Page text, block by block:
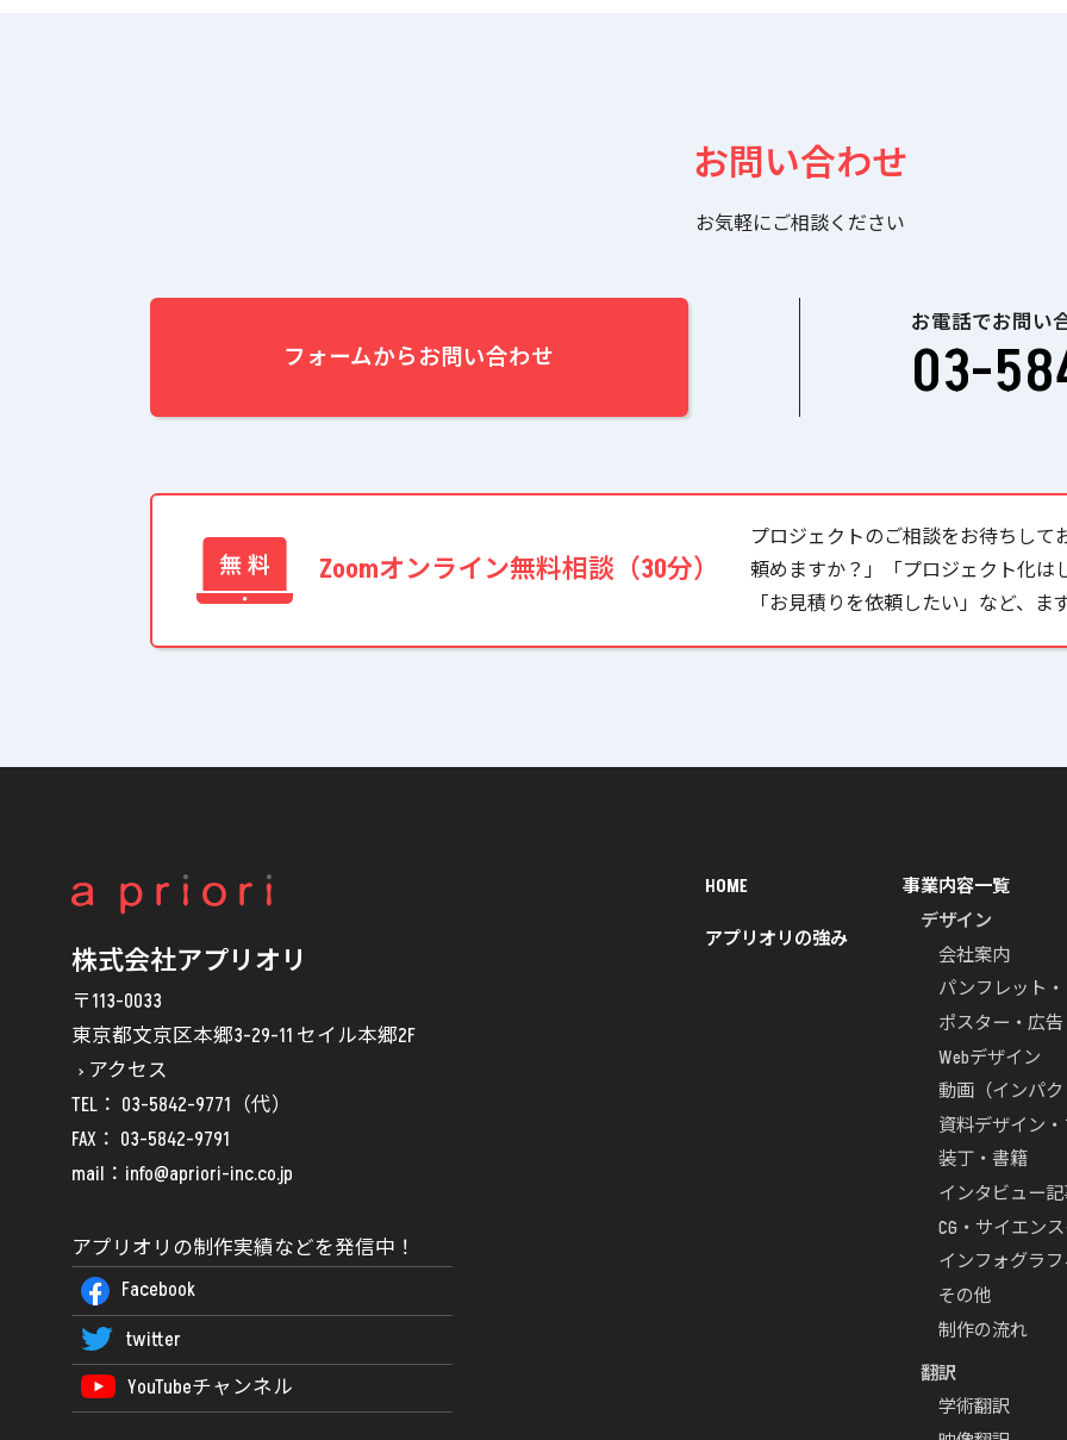
お問い合わせ
お気軽にご相談ください
フォームからお問い合わせ
お電話でお問い
03-
Zoomオンライン無料相談（30分）
プロジェクトのご相談をお待ちし
頼めますか？」「プロジェクト化は
「お見積りを依頼したい」など、ま
株式会社アプリオリ
〒113-0033
東京都文京区本郷3-29-11 セイル本郷2F
アクセス
TEL： 03-5842-9771 （代）
FAX： 03-5842-9791
mail： info@apriori-inc.co.jp
アプリオリの制作実績などを発信中！
Facebook
twitter
YouTubeチャンネル
HOME
アプリオリの強み
事業内容一覧
デザイン
会社案内
パンフレット
ポスター・広告
Webデザイン
動画（インパ
資料デザイン
装丁・書籍
インタビュー
CG・サイエン
インフォグラ
その他
制作の流れ
翻訳
学術翻訳